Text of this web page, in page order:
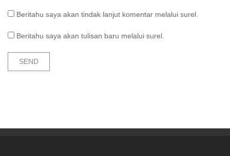
Beritahu saya akan tindak lanjut komentar melalui surel.
Beritahu saya akan tulisan baru melalui surel.